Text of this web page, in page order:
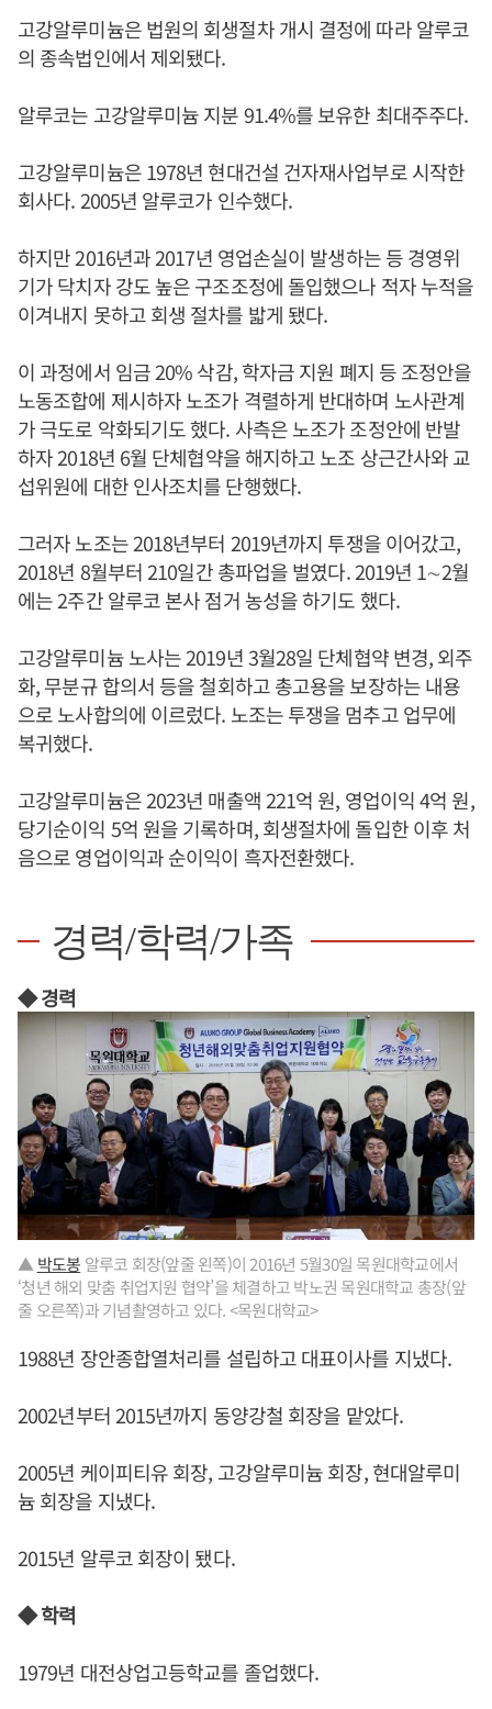
고강알루미늄은 법원의 회생절차 개시 결정에 따라 알루코
의 종속법인에서 제외됐다.
알루코는 고강알루미늄 지분 91.4%를 보유한 최대주주다.
고강알루미늄은 1978년 현대건설 건자재사업부로 시작한
회사다. 2005년 알루코가 인수했다.
하지만 2016년과 2017년 영업손실이 발생하는 등 경영위
기가 닥치자 강도 높은 구조조정에 돌입했으나 적자 누적을
이겨내지 못하고 회생 절차를 밟게 됐다.
이 과정에서 임금 20% 삭감, 학자금 지원 폐지 등 조정안을
노동조합에 제시하자 노조가 격렬하게 반대하며 노사관계
가 극도로 악화되기도 했다. 사측은 노조가 조정안에 반발
하자 2018년 6월 단체협약을 해지하고 노조 상근간사와 교
섭위원에 대한 인사조치를 단행했다.
그러자 노조는 2018년부터 2019년까지 투쟁을 이어갔고,
2018년 8월부터 210일간 총파업을 벌였다. 2019년 1∼2월
에는 2주간 알루코 본사 점거 농성을 하기도 했다.
고강알루미늄 노사는 2019년 3월28일 단체협약 변경, 외주
화, 무분규 합의서 등을 철회하고 총고용을 보장하는 내용
으로 노사합의에 이르렀다. 노조는 투쟁을 멈추고 업무에
복귀했다.
고강알루미늄은 2023년 매출액 221억 원, 영업이익 4억 원,
당기순이익 5억 원을 기록하며, 회생절차에 돌입한 이후 처
음으로 영업이익과 순이익이 흑자전환했다.
경력/학력/가족
◆ 경력
▲박도봉 알루코 회장(앞줄 왼쪽)이 2016년 5월30일 목원대학교에서
‘청년 해외 맞춤 취업지원 협약’을 체결하고 박노권 목원대학교 총장(앞
줄 오른쪽)과 기념촬영하고 있다. <목원대학교>
1988년 장안종합열처리를 설립하고 대표이사를 지냈다.
2002년부터 2015년까지 동양강철 회장을 맡았다.
2005년 케이피티유 회장, 고강알루미늄 회장, 현대알루미
늄 회장을 지냈다.
2015년 알루코 회장이 됐다.
◆ 학력
1979년 대전상업고등학교를 졸업했다.